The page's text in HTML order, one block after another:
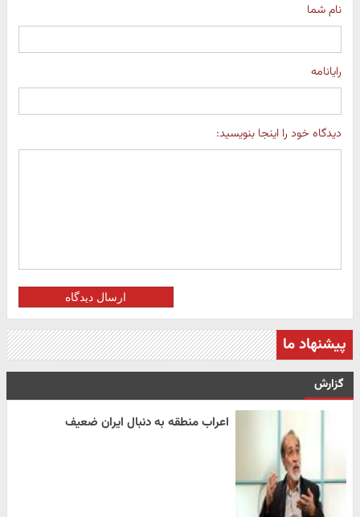
نام شما
رایانامه
دیدگاه خود را اینجا بنویسید:
ارسال دیدگاه
پیشنهاد ما
گزارش
اعراب منطقه به دنبال ایران ضعیف